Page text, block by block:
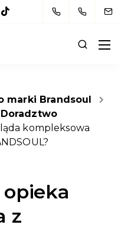
marki Brandsoul
Doradztwo
kompleksowa
z